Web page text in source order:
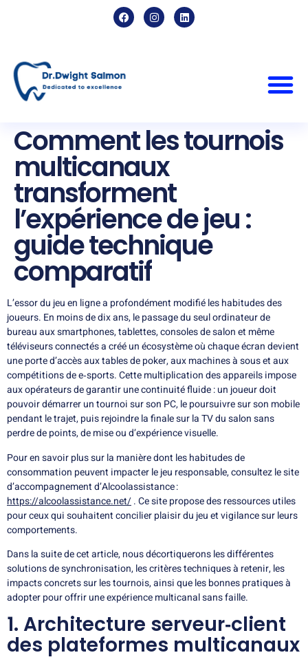
Comment les tournois
multicanaux
transforment
l’expérience de jeu :
guide technique
comparatif
L’essor du jeu en ligne a profondément modifié les habitudes des
joueurs. En moins de dix ans, le passage du seul ordinateur de
bureau aux smartphones, tablettes, consoles de salon et même
téléviseurs connectés a créé un écosystème où chaque écran devient
une porte d’accès aux tables de poker, aux machines à sous et aux
compétitions de e‑sports. Cette multiplication des appareils impose
aux opérateurs de garantir une continuité fluide : un joueur doit
pouvoir démarrer un tournoi sur son PC, le poursuivre sur son mobile
pendant le trajet, puis rejoindre la finale sur la TV du salon sans
perdre de points, de mise ou d’expérience visuelle.
Pour en savoir plus sur la manière dont les habitudes de
consommation peuvent impacter le jeu responsable, consultez le site
d’accompagnement d’Alcoolassistance :
https://alcoolassistance.net/. Ce site propose des ressources utiles
pour ceux qui souhaitent concilier plaisir du jeu et vigilance sur leurs
comportements.
Dans la suite de cet article, nous décortiquerons les différentes
solutions de synchronisation, les critères techniques à retenir, les
impacts concrets sur les tournois, ainsi que les bonnes pratiques à
adopter pour offrir une expérience multicanal sans faille.
1. Architecture serveur‑client
des plateformes multicanaux